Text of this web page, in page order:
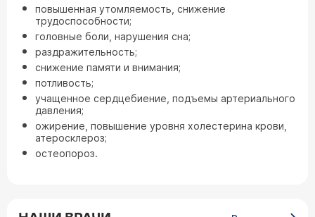
повышенная утомляемость, снижение
трудоспособности;
головные боли, нарушения сна;
раздражительность;
снижение памяти и внимания;
потливость;
учащенное сердцебиение, подъемы артериального
давления;
ожирение, повышение уровня холестерина крови,
атеросклероз;
остеопороз.